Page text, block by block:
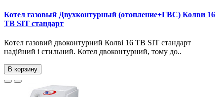
Котел газовый Двухконтурный (отопление+ГВС) Колви 16
TB SIT стандарт
Котел газовий двоконтурний Колві 16 TB SIT стандарт
надійний і стильний. Котел двоконтурний, тому до..
В корзину